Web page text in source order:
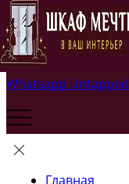
Whatsapp Untapped
Главная